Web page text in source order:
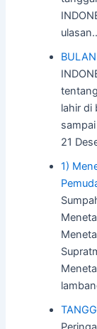
lahir di
21
1)